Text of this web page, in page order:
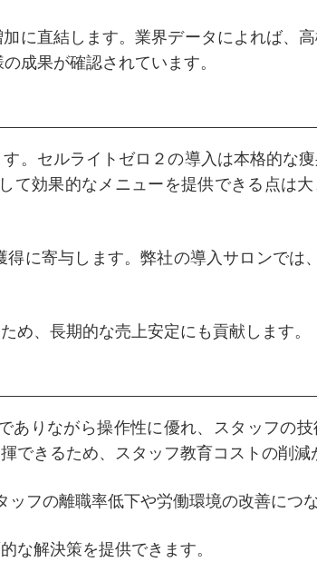
に直結します。業界データによれば、
成果が確認されています。
。セルライトゼロ２の導入は本格的な
効果的なメニューを提供できる点は大
に寄与します。弊社の導入サロンでは
め、長期的な売上安定にも貢献します。
りながら操作性に優れ、スタッフの技
きるため、スタッフ教育コストの削減
フの離職率低下や労働環境の改善につな
な解決策を提供できます。